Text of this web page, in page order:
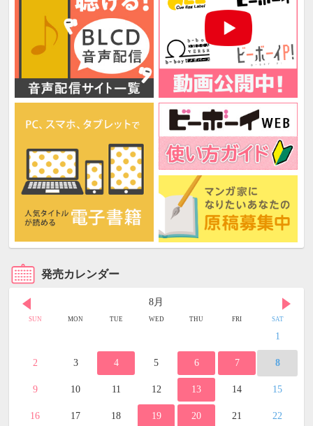
発売カレンダー
8月
SUN MON TUE WED THU FRI SAT
1
2 3 4 5 6 7 8
9 10 11 12 13 14 15
16 17 18 19 20 21 22